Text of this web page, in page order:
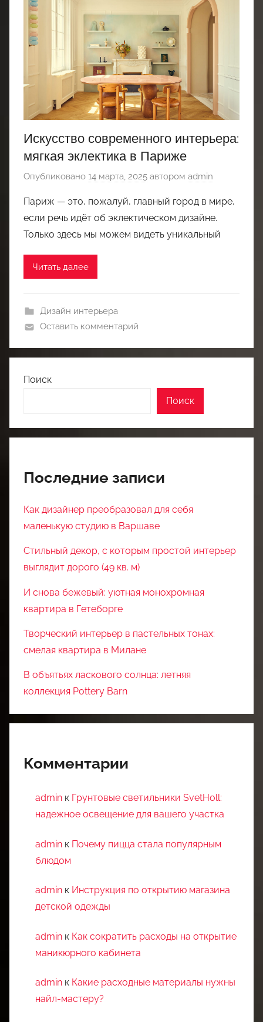
Искусство современного интерьера:
мягкая эклектика в Париже
Опубликовано 14 марта, 2025 автором admin
Париж — это, пожалуй, главный город в мире,
если речь идёт об эклектическом дизайне.
Только здесь мы можем видеть уникальный
Читать далее
Дизайн интерьера
Оставить комментарий
Поиск
Поиск
Последние записи
Как дизайнер преобразовал для себя
маленькую студию в Варшаве
Стильный декор, с которым простой интерьер
выглядит дорого (49 кв. м)
И снова бежевый: уютная монохромная
квартира в Гетеборге
Творческий интерьер в пастельных тонах:
смелая квартира в Милане
В объятьях ласкового солнца: летняя
коллекция Pottery Barn
Комментарии
admin к Грунтовые светильники SvetHoll:
надежное освещение для вашего участка
admin к Почему пицца стала популярным
блюдом
admin к Инструкция по открытию магазина
детской одежды
admin к Как сократить расходы на открытие
маникюрного кабинета
admin к Какие расходные материалы нужны
найл-мастеру?